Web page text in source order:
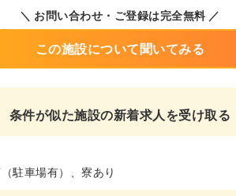
＼ お問い合わせ・ご登録は完全無料 ／
この施設について聞いてみる
条件が似た施設の新着求人を受け取る
駐車場有）、寮あり